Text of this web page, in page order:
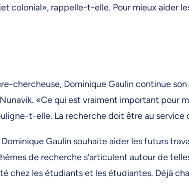
colonial», rappelle-t-elle. Pour mieux aider
chercheuse, Dominique Gaulin continue
«Ce qui est vraiment important pour
t-elle. La recherche doit être au service
Gaulin souhaite aider les futurs
de recherche s’articulent autour de
les étudiants et les étudiantes. Déjà